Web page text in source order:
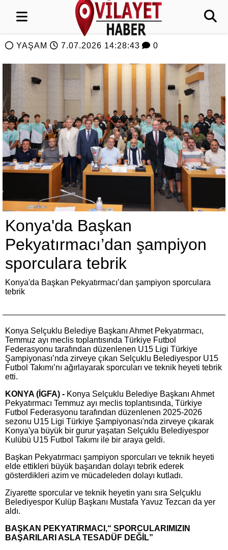
YAŞAM 7.07.2026 14:28:43 0
Konya'da Başkan
Pekyatırmacı’dan şampiyon
sporculara tebrik
Konya'da Başkan Pekyatırmacı’dan şampiyon sporculara
tebrik
Konya Selçuklu Belediye Başkanı Ahmet Pekyatırmacı,
Temmuz ayı meclis toplantısında Türkiye Futbol
Federasyonu tarafından düzenlenen U15 Ligi Türkiye
Şampiyonası’nda zirveye çıkan Selçuklu Belediyespor U15
Futbol Takımı’nı ağırlayarak sporcuları ve teknik heyeti tebrik
etti.
KONYA (İGFA) - Konya Selçuklu Belediye Başkanı Ahmet
Pekyatırmacı Temmuz ayı meclis toplantısında, Türkiye
Futbol Federasyonu tarafından düzenlenen 2025-2026
sezonu U15 Ligi Türkiye Şampiyonası'nda zirveye çıkarak
Konya'ya büyük bir gurur yaşatan Selçuklu Belediyespor
Kulübü U15 Futbol Takımı ile bir araya geldi.
Başkan Pekyatırmacı şampiyon sporcuları ve teknik heyeti
elde ettikleri büyük başarıdan dolayı tebrik ederek
gösterdikleri azim ve mücadeleden dolayı kutladı.
Ziyarette sporcular ve teknik heyetin yanı sıra Selçuklu
Belediyespor Kulüp Başkanı Mustafa Yavuz Tezcan da yer
aldı.
BAŞKAN PEKYATIRMACI,“ SPORCULARIMIZIN
BAŞARILARI ASLA TESADÜF DEĞİL”